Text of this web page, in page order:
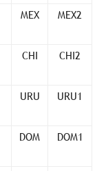
MEX MEX2
CHI CHI2
URU URU1
DOM DOM1